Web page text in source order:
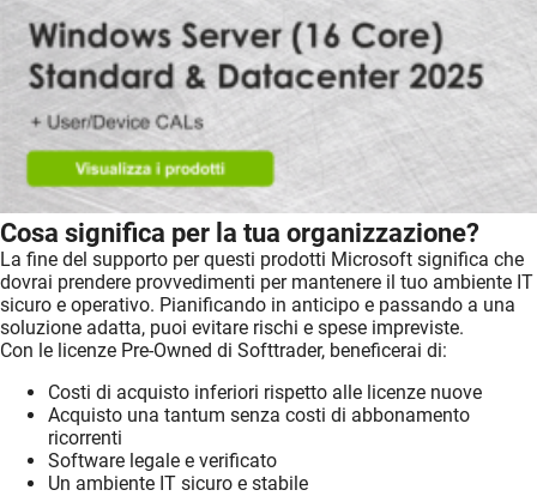
Cosa significa per la tua organizzazione?
La fine del supporto per questi prodotti Microsoft significa che
dovrai prendere provvedimenti per mantenere il tuo ambiente IT
sicuro e operativo. Pianificando in anticipo e passando a una
soluzione adatta, puoi evitare rischi e spese impreviste.
Con le licenze Pre-Owned di Softtrader, beneficerai di:
Costi di acquisto inferiori rispetto alle licenze nuove
Acquisto una tantum senza costi di abbonamento
ricorrenti
Software legale e verificato
Un ambiente IT sicuro e stabile